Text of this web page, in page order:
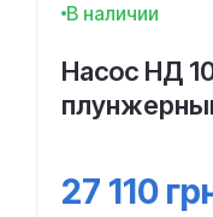
В наличии
Насос НД
27 110